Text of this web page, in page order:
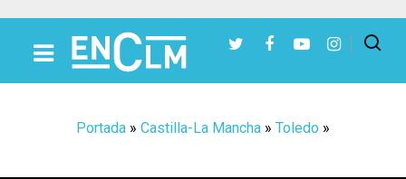
Portada » Castilla-La Mancha » Toledo »